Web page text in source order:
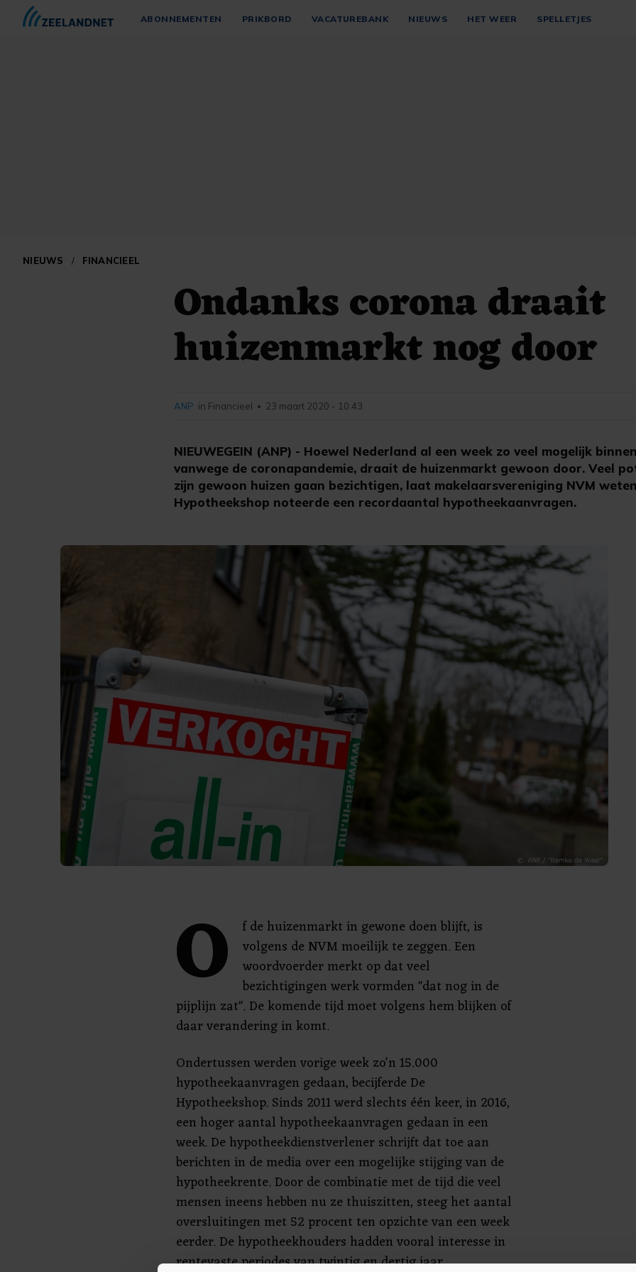
ABONNEMENTEN PRIKBORD VACATUREBANK NIEUWS HET WEER SPELLETJES
NIEUWS / FINANCIEEL
Ondanks corona draait
huizenmarkt nog door
NIEUWEGEIN (ANP) - Hoewel Nederland al een week zo veel mogelijk
vanwege de coronapandemie, draait de huizenmarkt gewoon door. Veel
zijn gewoon huizen gaan bezichtigen, laat makelaarsvereniging NVM
Hypotheekshop noteerde een recordaantal hypotheekaanvragen.
ANP in Financieel • 23 maart 2020 - 10:43
O
f de huizenmarkt in gewone doen blijft, is
volgens de NVM moeilijk te zeggen. Een
woordvoerder merkt op dat veel
bezichtigingen werk vormden "dat nog in de
pijplijn zat". De komende tijd moet volgens hem blijken of
daar verandering in komt.
Ondertussen werden vorige week zo'n 15.000
hypotheekaanvragen gedaan, becijferde De
Hypotheekshop. Sinds 2011 werd slechts één keer, in 2016,
een hoger aantal hypotheekaanvragen gedaan in een
week. De hypotheekdienstverlener schrijft dat toe aan
berichten in de media over een mogelijke stijging van de
hypotheekrente. Door de combinatie met de tijd die veel
mensen ineens hebben nu ze thuiszitten, steeg het aantal
oversluitingen met 52 procent ten opzichte van een week
eerder. De hypotheekhouders hadden vooral interesse in
rentevaste periodes van twintig en dertig jaar.